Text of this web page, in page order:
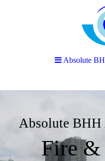
Absolute BHH
Fire &
Absolute